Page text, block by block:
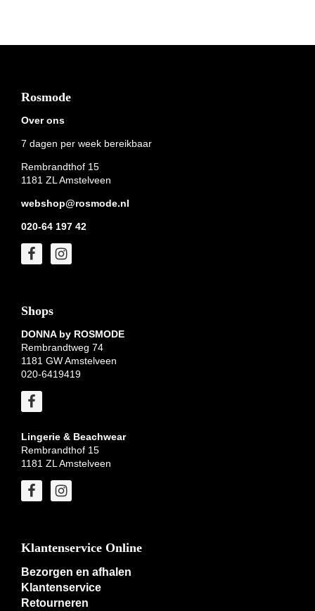
Footer
Rosmode
Over ons
7 dagen per week bereikbaar
Rembrandthof 15
1181 ZL Amstelveen
webshop@rosmode.nl
020-64 197 42
Shops
DONNA by ROSMODE
Rembrandtweg 74
1181 GW Amstelveen
020-6419419
Lingerie & Beachwear
Rembrandthof 15
1181 ZL Amstelveen
Klantenservice Online
Bezorgen en afhalen
Klantenservice
Retourneren